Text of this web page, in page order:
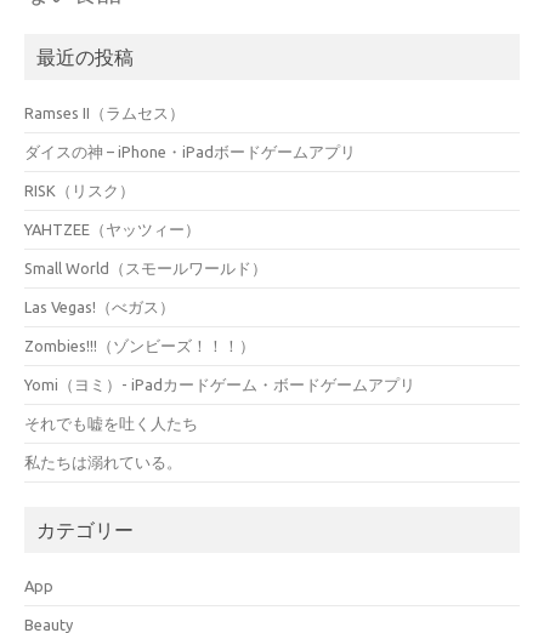
最近の投稿
Ramses II（ラムセス）
ダイスの神 – iPhone・iPadボードゲームアプリ
RISK（リスク）
YAHTZEE（ヤッツィー）
Small World（スモールワールド）
Las Vegas!（べガス）
Zombies!!!（ゾンビーズ！！！）
Yomi（ヨミ）- iPadカードゲーム・ボードゲームアプリ
それでも嘘を吐く人たち
私たちは溺れている。
カテゴリー
App
Beauty